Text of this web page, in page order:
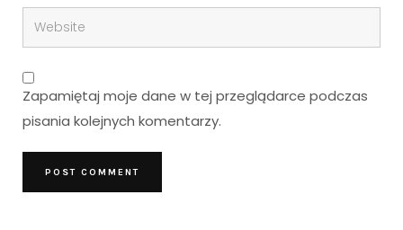
Zapamiętaj moje dane w tej przeglądarce podczas
pisania kolejnych komentarzy.